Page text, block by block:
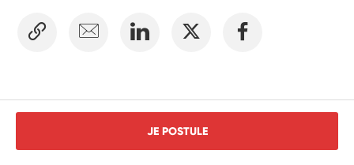
JE POSTULE